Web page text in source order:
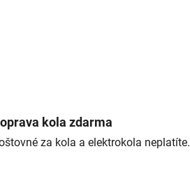
kola zdarma
za kola a elektrokola neplatíte.